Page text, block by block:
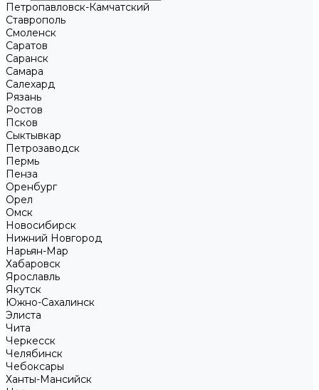
Петропавловск-Камчатский
Ставрополь
Смоленск
Саратов
Саранск
Самара
Салехард
Рязань
Ростов
Псков
Сыктывкар
Петрозаводск
Пермь
Пенза
Оренбург
Орел
Омск
Новосибирск
Нижний Новгород
Нарьян-Мар
Хабаровск
Ярославль
Якутск
Южно-Сахалинск
Элиста
Чита
Черкесск
Челябинск
Чебоксары
Ханты-Мансийск